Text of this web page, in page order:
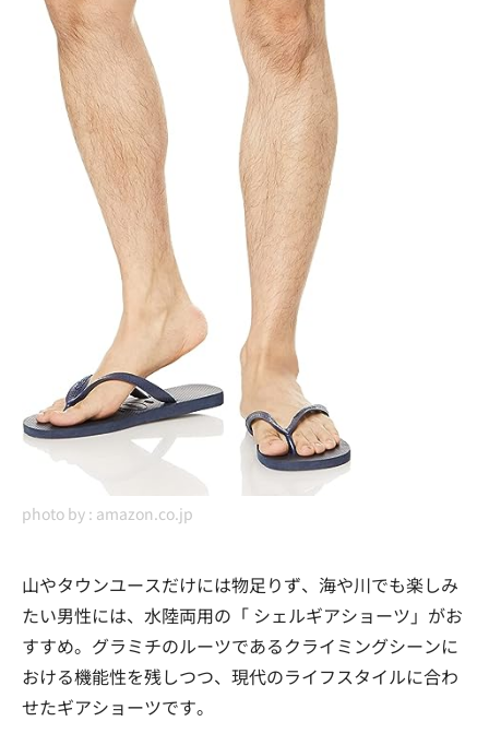
photo by : amazon.co.jp
山やタウンユースだけには物足りず、海や川でも楽しみ
たい男性には、水陸両用の「 シェルギアショーツ」がお
すすめ。グラミチのルーツであるクライミングシーンに
おける機能性を残しつつ、現代のライフスタイルに合わ
せたギアショーツです。